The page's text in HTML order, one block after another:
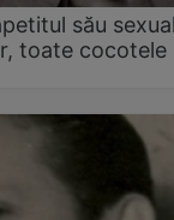
său
toate cocotele